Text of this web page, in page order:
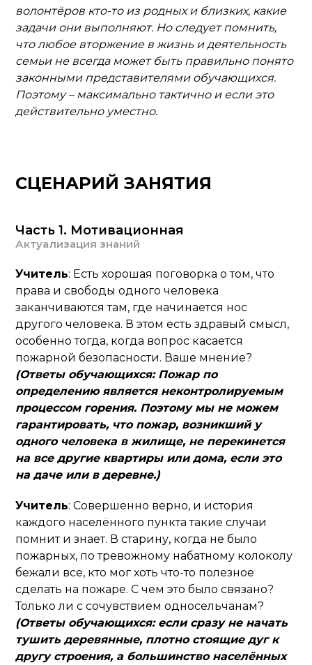
волонтёров кто-то из родных и близких, какие
задачи они выполняют. Но следует помнить,
что любое вторжение в жизнь и деятельность
семьи не всегда может быть правильно понято
законными представителями обучающихся.
Поэтому – максимально тактично и если это
действительно уместно.
СЦЕНАРИЙ ЗАНЯТИЯ
Часть 1. Мотивационная
Актуализация знаний
Учитель: Есть хорошая поговорка о том, что
права и свободы одного человека
заканчиваются там, где начинается нос
другого человека. В этом есть здравый смысл,
особенно тогда, когда вопрос касается
пожарной безопасности. Ваше мнение?
(Ответы обучающихся: Пожар по
определению является неконтролируемым
процессом горения. Поэтому мы не можем
гарантировать, что пожар, возникший у
одного человека в жилище, не перекинется
на все другие квартиры или дома, если это
на даче или в деревне.)
Учитель: Совершенно верно, и история
каждого населённого пункта такие случаи
помнит и знает. В старину, когда не было
пожарных, по тревожному набатному колоколу
бежали все, кто мог хоть что-то полезное
сделать на пожаре. С чем это было связано?
Только ли с сочувствием односельчанам?
(Ответы обучающихся: если сразу не начать
тушить деревянные, плотно стоящие дуг к
другу строения, а большинство населённых